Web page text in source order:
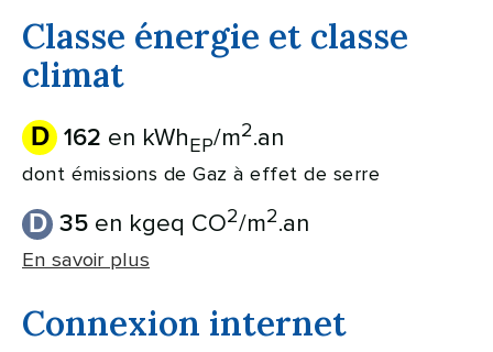
Classe énergie et classe
climat
D 162 en kWhEP/m2.an
dont émissions de Gaz à effet de serre
D 35 en kgeq CO2/m2.an
En savoir plus
Connexion internet